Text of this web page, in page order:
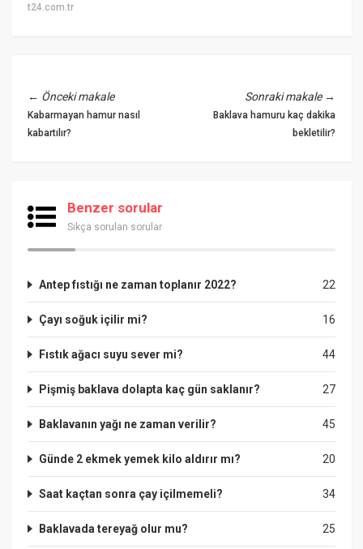
t24.com.tr
← Önceki makale
Kabarmayan hamur nasıl
kabartılır?
Sonraki makale→
Baklava hamuru kaç dakika
bekletilir?
Benzer sorular
Sıkça sorulan sorular
22
Antep fıstığı ne zaman toplanır 2022?
16
Çayı soğuk içilir mi?
44
Fıstık ağacı suyu sever mi?
27
Pişmiş baklava dolapta kaç gün saklanır?
45
Baklavanın yağı ne zaman verilir?
20
Günde 2 ekmek yemek kilo aldırır mı?
34
Saat kaçtan sonra çay içilmemeli?
25
Baklavada tereyağ olur mu?